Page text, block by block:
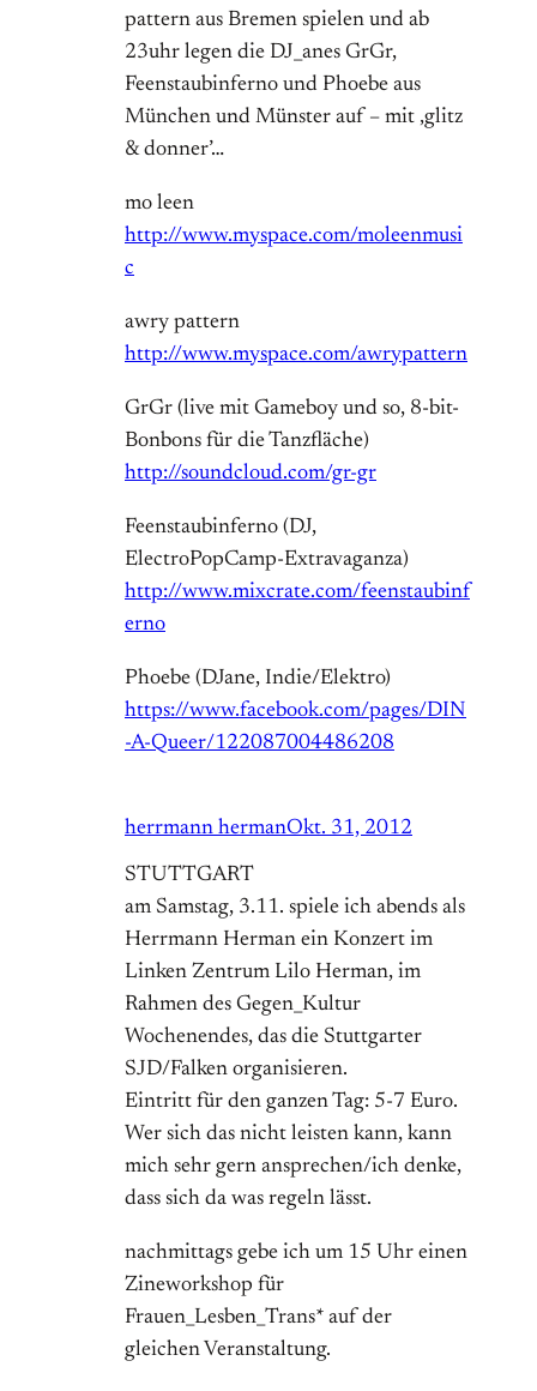
pattern aus Bremen spielen und ab
23uhr legen die DJ_anes GrGr,
Feenstaubinferno und Phoebe aus
München und Münster auf – mit ‚glitz
& donner’…
mo leen
http://www.myspace.com/moleenmusi
c
awry pattern
http://www.myspace.com/awrypattern
GrGr (live mit Gameboy und so, 8-bit-
Bonbons für die Tanzfläche)
http://soundcloud.com/gr-gr
Feenstaubinferno (DJ,
ElectroPopCamp-Extravaganza)
http://www.mixcrate.com/feenstaubinf
erno
Phoebe (DJane, Indie/Elektro)
https://www.facebook.com/pages/DIN
-A-Queer/122087004486208
herrmann hermanOkt. 31, 2012
STUTTGART
am Samstag, 3.11. spiele ich abends als
Herrmann Herman ein Konzert im
Linken Zentrum Lilo Herman, im
Rahmen des Gegen_Kultur
Wochenendes, das die Stuttgarter
SJD/Falken organisieren.
Eintritt für den ganzen Tag: 5-7 Euro.
Wer sich das nicht leisten kann, kann
mich sehr gern ansprechen/ich denke,
dass sich da was regeln lässt.
nachmittags gebe ich um 15 Uhr einen
Zineworkshop für
Frauen_Lesben_Trans* auf der
gleichen Veranstaltung.